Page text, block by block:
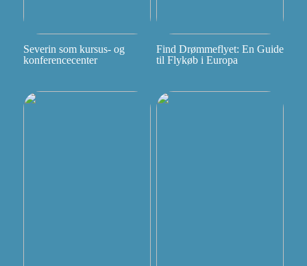
Severin som kursus- og
konferencecenter
Find Drømmeflyet: En Guide
til Flykøb i Europa